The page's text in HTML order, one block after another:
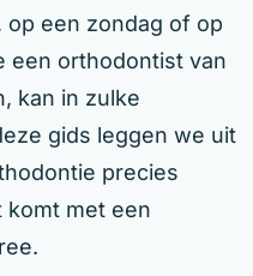
een zondag of op
een orthodontist van
kan in zulke
gids leggen we uit
precies
komt met een